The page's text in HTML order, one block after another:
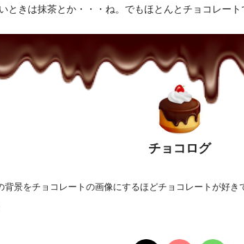
ときは抹茶とか・・・ね。でもほとんとチョコレート
チョコログ
背景をチョコレートの画像にするほどチョコレートが好